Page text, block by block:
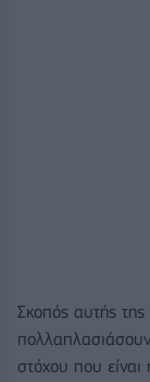
Σκοπός αυτής
πολλαπλασιάσουν
στόχου που